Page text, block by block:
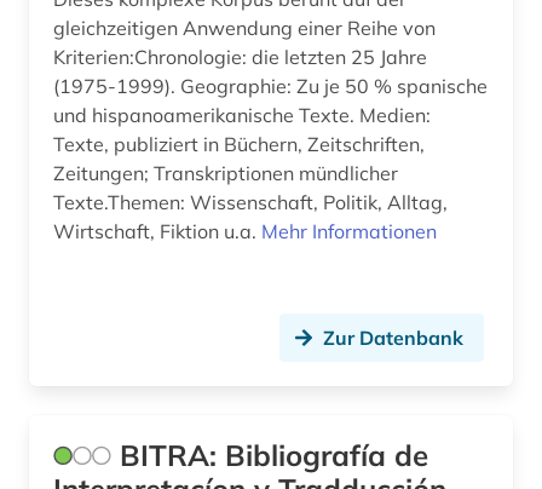
gleichzeitigen Anwendung einer Reihe von
Kriterien:Chronologie: die letzten 25 Jahre
(1975-1999). Geographie: Zu je 50 % spanische
und hispanoamerikanische Texte. Medien:
Texte, publiziert in Büchern, Zeitschriften,
Zeitungen; Transkriptionen mündlicher
Texte.Themen: Wissenschaft, Politik, Alltag,
Wirtschaft, Fiktion u.a. Mehr Informationen
Zur Datenbank
BITRA: Bibliografía de